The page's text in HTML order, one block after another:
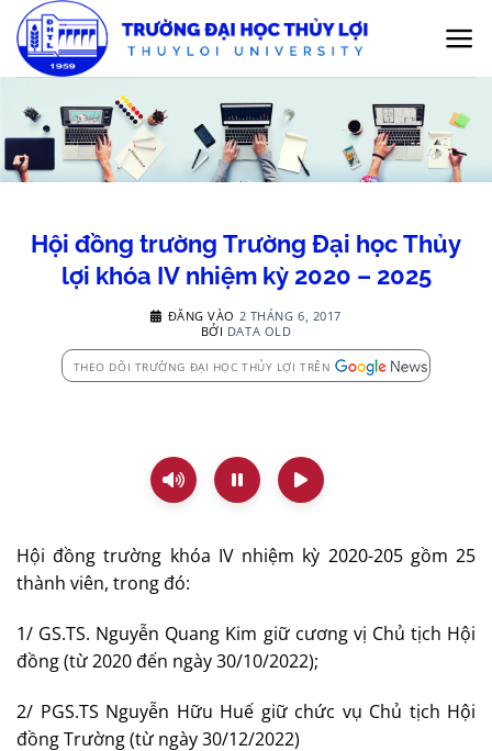
qua
nội
Hội đồng trường Trường Đại học Thủy
lợi khóa IV nhiệm kỳ 2020 – 2025
ĐĂNG VÀO 2 THÁNG 6, 2017
BỞI DATA OLD
THEO DÕI TRƯỜNG ĐẠI HỌC THỦY LỢI TRÊN
Hội đồng trường khóa IV nhiệm kỳ 2020-205 gồm 25
thành viên, trong đó:
1/ GS.TS. Nguyễn Quang Kim giữ cương vị Chủ tịch Hội
đồng (từ 2020 đến ngày 30/10/2022);
2/ PGS.TS Nguyễn Hữu Huế giữ chức vụ Chủ tịch Hội
đồng Trường (từ ngày 30/12/2022)